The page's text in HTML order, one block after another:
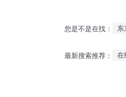
您是不是在找： 东
最新搜索推荐： 在